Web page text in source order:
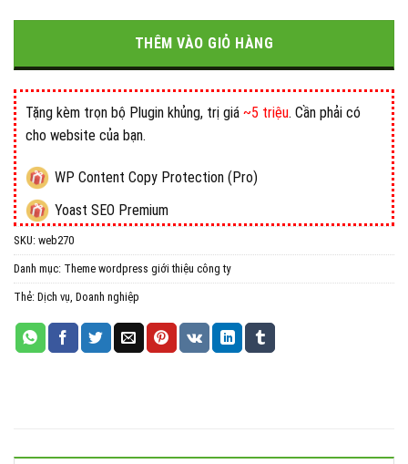
3.500.000₫.
THÊM VÀO GIỎ HÀNG
Tặng kèm trọn bộ Plugin khủng, trị giá ~5 triệu. Cần phải có
cho website của bạn.
WP Content Copy Protection (Pro)
Yoast SEO Premium
All in One WP Migration Unlimited Extension
iThemes Security Pro
Wordfence Security Premium
SKU: web270
Danh mục: Theme wordpress giới thiệu công ty
Thẻ: Dịch vụ, Doanh nghiệp